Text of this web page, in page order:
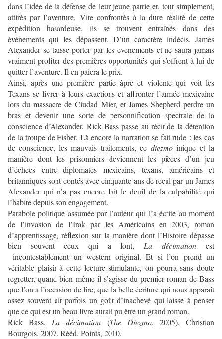
dans l’idée de la défense de leur jeune patrie et, tout simplement,
attirés par l’aventure. Vite confrontés à la dure réalité de cette
expédition hasardeuse, ils se trouvent entraînés dans des
événements qui les dépassent. D’un caractère indécis, James
Alexander se laisse porter par les événements et ne saura jamais
vraiment profiter des premières opportunités qui s’offrent à lui de
quitter l’aventure. Il en paiera le prix.
Ainsi, après une première partie âpre et violente qui voit les
Texans se livrer à leurs exactions et affronter l’armée mexicaine
lors du massacre de Ciudad Mier, et James Shepherd perdre un
bras et devenir une sorte de personnification spectrale de la
conscience d’Alexander, Rick Bass passe au récit de la détention
de la troupe de Fisher. Là encore la narration se fait rude : les cas
de conscience, les mauvais traitements, ce diezmoinique et la
manière dont les prisonniers deviennent les pièces d’un jeu
d’échecs entre diplomates mexicains, texans, américains et
britanniques sont contés avec cinquante ans de recul par un James
Alexander qui n’a pas encore fait le deuil de la culpabilité qui
l’habite depuis son engagement.
Parabole politique assumée par l’auteur qui l’a écrite au moment
de l’invasion de l’Irak par les Américains en 2003, roman
d’apprentissage, réflexion sur la manière dont l’Histoire dépasse
bien souvent ceux qui a font, La décimation est
incontestablement un western original. Et si l’on prend un
véritable plaisir à cette lecture stimulante, on pourra sans doute
regretter, quand bien même il s’agisse du premier roman de Bass
que l’on a l’occasion de lire, que la belle écriture qui nous apparaît
assez souvent ait parfois un goût d’inachevé qui laisse à penser
que ce qui est un beau livre aurait pu être un grand roman.
Rick Bass, La décimation (The Diezmo, 2005), Christian
Bourgois, 2007. Rééd. Points, 2010.